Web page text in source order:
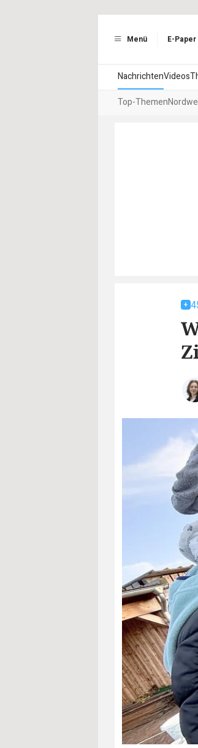
Menü E-Paper
NachrichtenVideos
Top-Themen